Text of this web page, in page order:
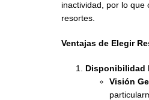
inactividad, por lo que
resortes.
Ventajas de Elegir
Disponibilidad
Visión